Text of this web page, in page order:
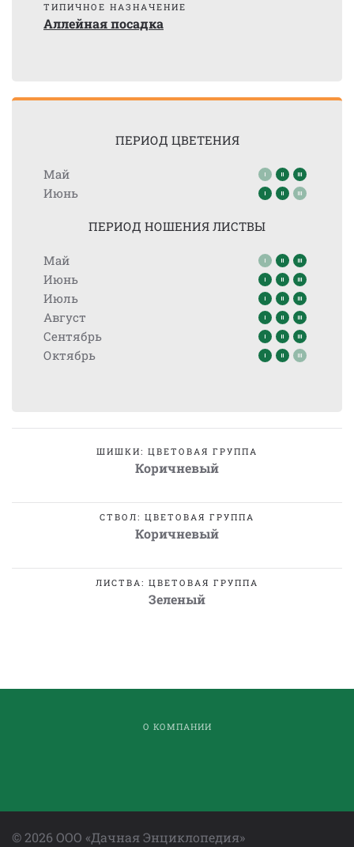
ТИПИЧНОЕ НАЗНАЧЕНИЕ
Аллейная посадка
ПЕРИОД ЦВЕТЕНИЯ
Май
Июнь
ПЕРИОД НОШЕНИЯ ЛИСТВЫ
Май
Июнь
Июль
Август
Сентябрь
Октябрь
ШИШКИ: ЦВЕТОВАЯ ГРУППА
Коричневый
СТВОЛ: ЦВЕТОВАЯ ГРУППА
Коричневый
ЛИСТВА: ЦВЕТОВАЯ ГРУППА
Зеленый
О КОМПАНИИ
©2026 ООО «Дачная Энциклопедия»